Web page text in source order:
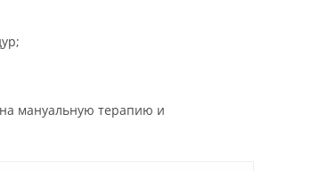
мануальную терапию и